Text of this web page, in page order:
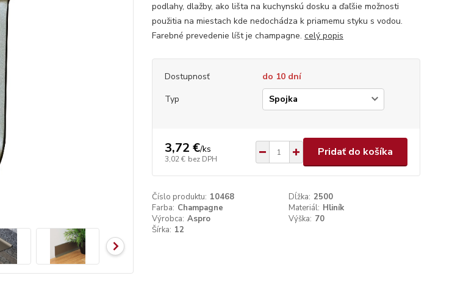
podlahy, dlažby, ako lišta na kuchynskú dosku a ďaľšie možnosti
použitia na miestach kde nedochádza k priamemu styku s vodou.
Farebné prevedenie líšt je champagne. celý popis
Dostupnosť
do 10 dní
Typ
3,72 €/ks
3,02 € bez DPH
Pridať do košíka
Číslo produktu: 10468 Dĺžka: 2500
Farba: Champagne Materiál: Hliník
Výrobca: Aspro Výška: 70
Šírka: 12